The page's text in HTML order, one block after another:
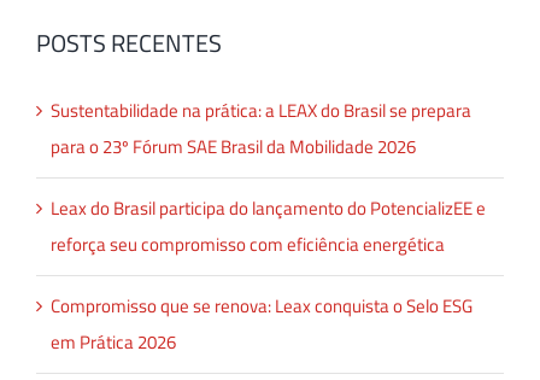
POSTS RECENTES
Sustentabilidade na prática: a LEAX do Brasil se prepara
para o 23º Fórum SAE Brasil da Mobilidade 2026
Leax do Brasil participa do lançamento do PotencializEE e
reforça seu compromisso com eficiência energética
Compromisso que se renova: Leax conquista o Selo ESG
em Prática 2026